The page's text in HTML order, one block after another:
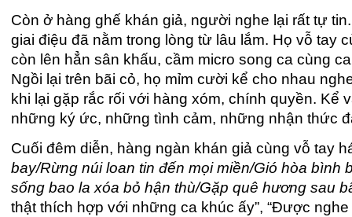
Còn ở hàng ghế khán giả, người nghe lại rất tự
giai điệu đã nằm trong lòng từ lâu lắm. Họ vỗ tay
còn lên hẳn sân khấu, cầm micro song ca cùng
Ngồi lại trên bãi cỏ, họ mỉm cười kể cho nhau
khi lại gặp rắc rối với hàng xóm, chính quyền.
những ký ức, những tình cảm, những nhận thức
Cuối đêm diễn, hàng ngàn khán giả cùng vỗ tay
bay/Rừng núi loan tin đến mọi miền/Gió hòa
sống bao la xóa bỏ hận thù/Gặp quê hương sau
thật thích hợp với những ca khúc ấy”, “Được